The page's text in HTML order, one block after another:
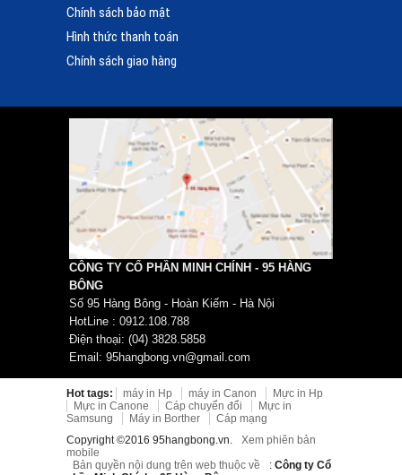
Chính sách bảo mật
Hình thức thanh toán
Chính sách giao hàng
CÔNG TY CỔ PHẦN MINH CHÍNH - 95 HÀNG
BÔNG
Số 95 Hàng Bông - Hoàn Kiếm - Hà Nội
HotLine : 0912.108.788
Điện thoại: (04) 3828.5858
Email: 95hangbong.vn@gmail.com
Hot tags: máy in Hp máy in Canon
Mực in Hp
Mực in Canone
Cáp chuyển đổi
Mực in
Samsung
Máy in Borther
Cáp mạng
Copyright ©2016 95hangbong.vn.
Xem phiên bản
mobile
Bản quyền nội dung trên web thuộc về
: Công ty Cổ